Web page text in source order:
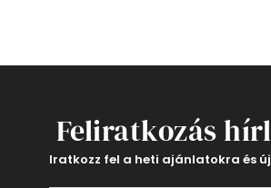
Feliratkozás
Iratkozz fel a heti ajánlatokra és